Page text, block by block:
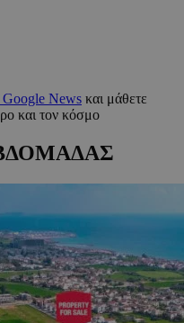
News και μάθετε
και τον κόσμο